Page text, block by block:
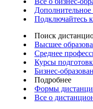
Дополнительное
Подключайтесь
Поиск
Высшее
Среднее
Курсы
Бизнес-
Подробнее
Формы
Все о